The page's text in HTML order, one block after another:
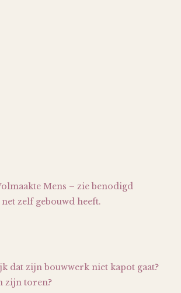
Mens – zie benodigd
zelf gebouwd heeft.
dat zijn bouwwerk niet kapot gaat?
zijn toren?